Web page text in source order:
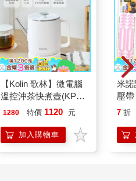
【Kolin 歌林】微電腦
溫控沖茶快煮壺(KPK-
MN1016C)
1280 特價 1120 元
加入購物車
米
壓
7 折